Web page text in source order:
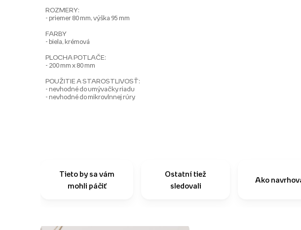
ROZMERY:
- priemer 80 mm, výška 95 mm
FARBY
- biela, krémová
PLOCHA POTLAČE:
- 200 mm x 80 mm
POUŽITIE A STAROSTLIVOSŤ:
- nevhodné do umývačky riadu
- nevhodné do mikrovlnnej rúry
Tieto by sa vám
mohli páčiť
Ostatní tiež
sledovali
Ako